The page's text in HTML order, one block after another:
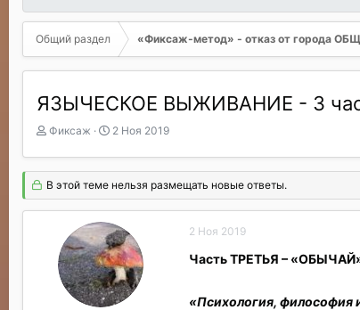
Общий раздел «Фиксаж-метод» - отказ от города
ЯЗЫЧЕСКОЕ ВЫЖИВАНИЕ - 3
А
т
о
т
Фиксаж
Д
т
а
ч
а
л
а
2 Ноя 2019
В этой теме нельзя размещать новые ответы.
2 Ноя 2019
Часть ТРЕТЬЯ –
«Психология, философия